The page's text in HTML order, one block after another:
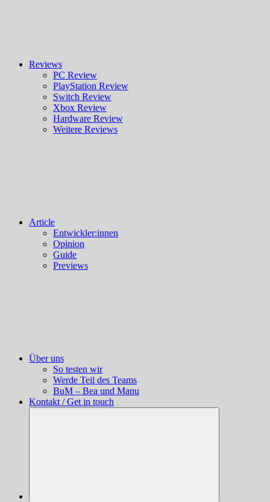
Reviews
PC Review
PlayStation Review
Switch Review
Xbox Review
Hardware Review
Weitere Reviews
Article
Entwickler:innen
Opinion
Guide
Previews
Über uns
So testen wir
Werde Teil des Teams
BuM – Bea und Manu
Kontakt / Get in touch